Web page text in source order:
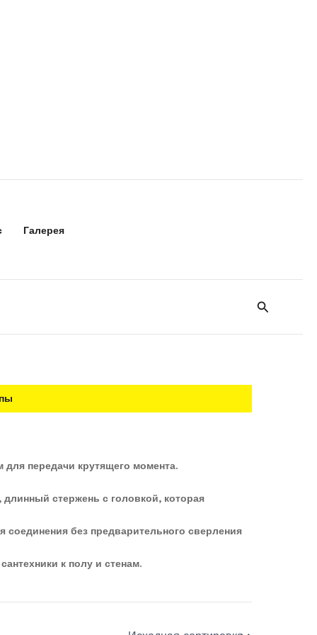
Галерея
Поиск
передачи крутящего момента.
стержень с головкой, которая
без предварительного сверления
к полу и стенам.